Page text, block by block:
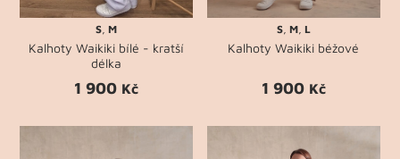
S ,M
Kalhoty Waikiki bílé - kratší
délka
1 900 Kč
S, M, L
Kalhoty Waikiki béžové
1 900 Kč